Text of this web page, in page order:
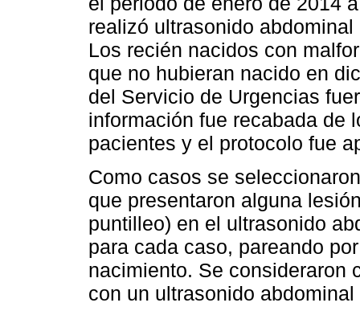
realizó ultrasonido
Los recién nacidos con
que no hubieran nacido en
del Servicio de Urgencias
información fue recabada de
pacientes y el protocolo fue
Como casos se
que presentaron alguna
puntilleo) en el ultrasonido
para cada caso, pareando
nacimiento. Se consideraron
con un ultrasonido